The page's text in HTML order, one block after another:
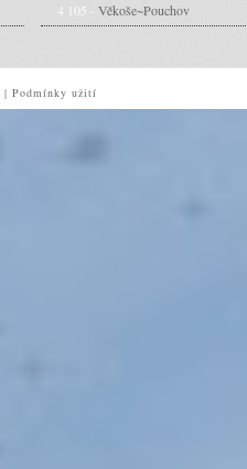
4 105 - Věkoše~Pouchov
| Podmínky užití